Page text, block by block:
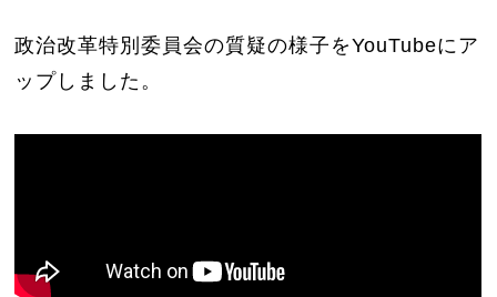
政治改革特別委員会の質疑の様子をYouTubeにア
ップしました。